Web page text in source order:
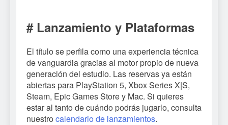
# Lanzamiento y Plataformas
El título se perfila como una experiencia técnica
de vanguardia gracias al motor propio de nueva
generación del estudio. Las reservas ya están
abiertas para PlayStation 5, Xbox Series X|S,
Steam, Epic Games Store y Mac. Si quieres
estar al tanto de cuándo podrás jugarlo, consulta
nuestro calendario de lanzamientos.